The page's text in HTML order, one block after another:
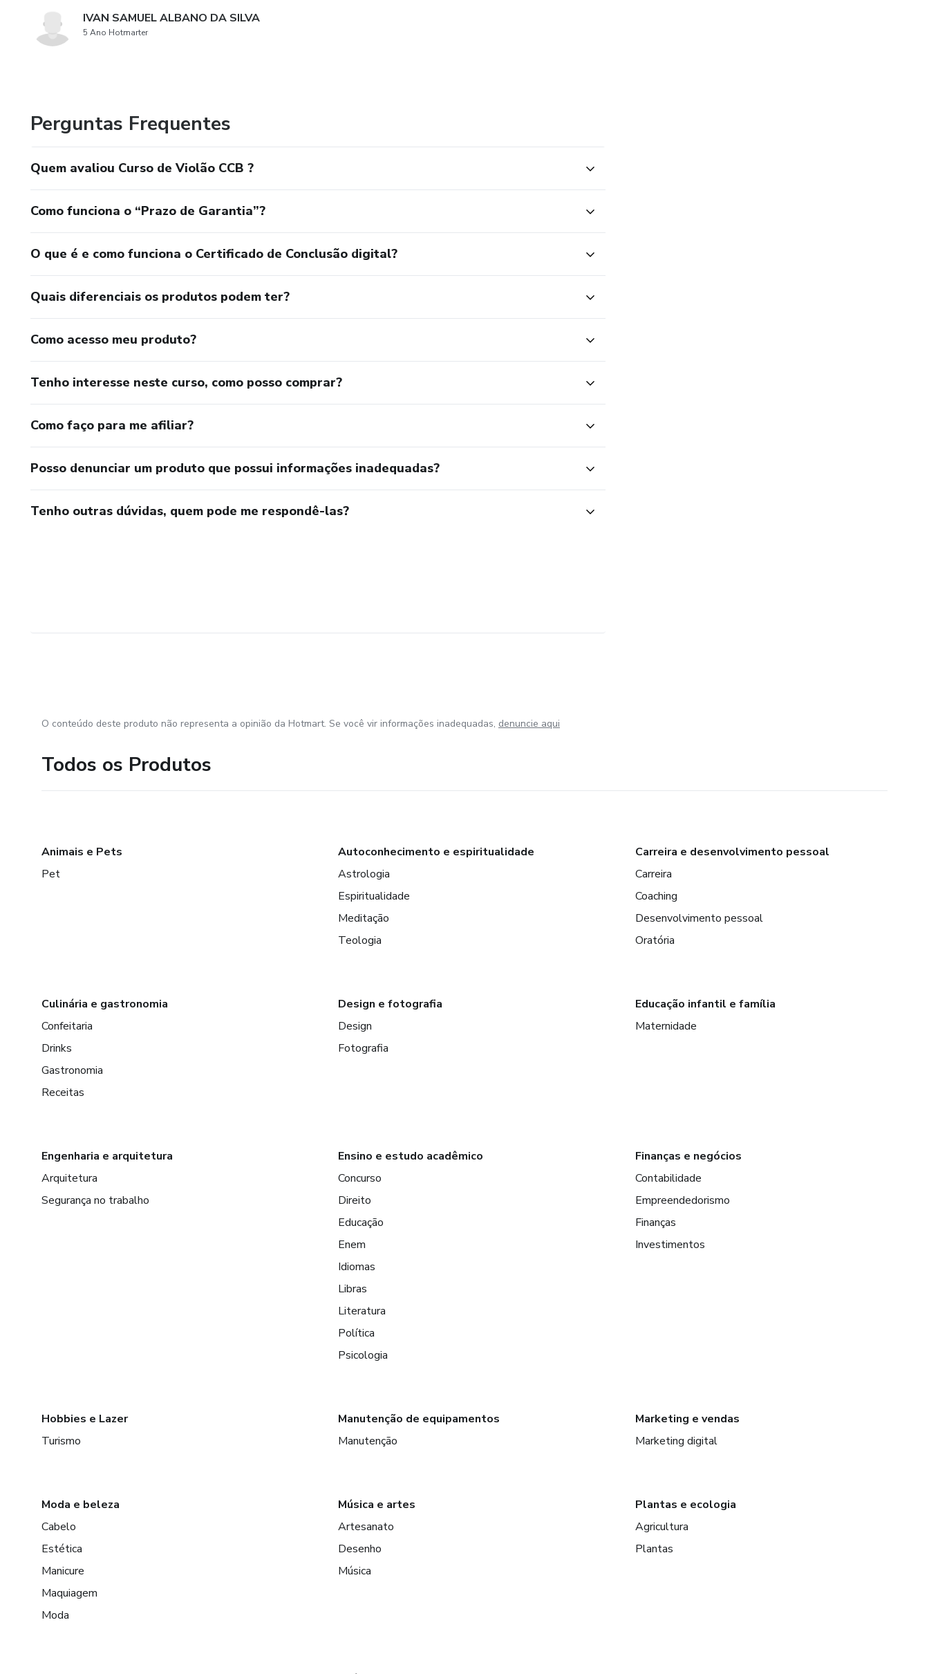
Módulo 14: Iniciação ao Violão Clássico Estudos e Peças
Módulo 15: Aula Hinos Violão Clássico com playback
IVAN SAMUEL ALBANO DA SILVA
5 Ano Hotmarter
Perguntas Frequentes
Quem avaliou Curso de Violão CCB ?
Como funciona o “Prazo de Garantia”?
O que é e como funciona o Certificado de Conclusão digital?
Quais diferenciais os produtos podem ter?
Como acesso meu produto?
Tenho interesse neste curso, como posso comprar?
Como faço para me afiliar?
Posso denunciar um produto que possui informações inadequadas?
Tenho outras dúvidas, quem pode me respondê-las?
O conteúdo deste produto não representa a opinião da Hotmart. Se você vir informações inadequadas, denuncie aqui
Todos os Produtos
Animais e Pets
Pet
Autoconhecimento e espiritualidade
Astrologia
Espiritualidade
Meditação
Teologia
Carreira e desenvolvimento pessoal
Carreira
Coaching
Desenvolvimento pessoal
Oratória
Culinária e gastronomia
Confeitaria
Drinks
Gastronomia
Receitas
Design e fotografia
Design
Fotografia
Educação infantil e família
Maternidade
Engenharia e arquitetura
Arquitetura
Segurança no trabalho
Ensino e estudo acadêmico
Concurso
Direito
Educação
Enem
Idiomas
Libras
Literatura
Política
Psicologia
Finanças e negócios
Contabilidade
Empreendedorismo
Finanças
Investimentos
Hobbies e Lazer
Turismo
Manutenção de equipamentos
Manutenção
Marketing e vendas
Marketing digital
Moda e beleza
Cabelo
Estética
Manicure
Maquiagem
Moda
Música e artes
Artesanato
Desenho
Música
Plantas e ecologia
Agricultura
Plantas